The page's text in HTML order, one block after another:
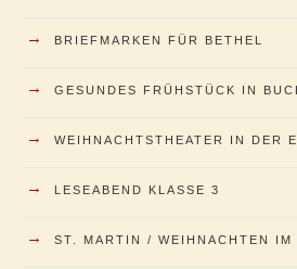
→ BRIEFMARKEN FÜR BETHEL
→ GESUNDES FRÜHSTÜCK IN
→ WEIHNACHTSTHEATER IN DER
→ LESEABEND KLASSE 3
→ ST. MARTIN / WEIHNACHTEN IM